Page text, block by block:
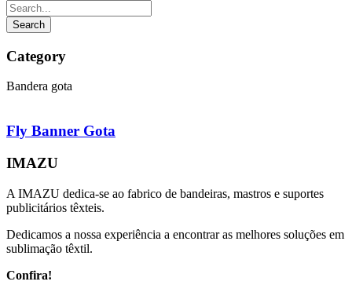
Category
Bandera gota
Fly Banner Gota
IMAZU
A IMAZU dedica-se ao fabrico de bandeiras, mastros e suportes
publicitários têxteis.
Dedicamos a nossa experiência a encontrar as melhores soluções em
sublimação têxtil.
Confira!